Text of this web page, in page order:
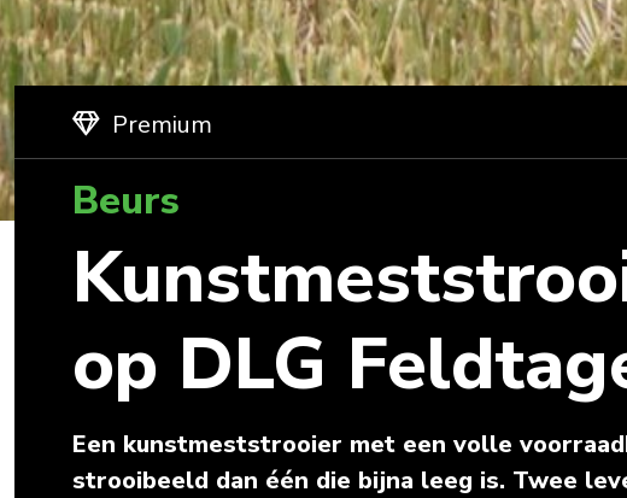
Premium
Beurs
op DLG
Een kunstmeststrooier met een volle
strooibeeld dan één die bijna leeg is. Twee